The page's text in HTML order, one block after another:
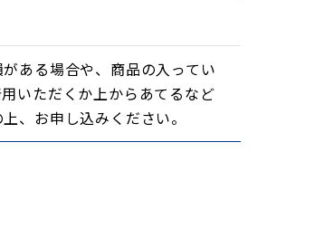
持とアクティブな毎日にお役立
ある場合や、商品の入ってい
いただくか上からあてるなど
、お申し込みください。